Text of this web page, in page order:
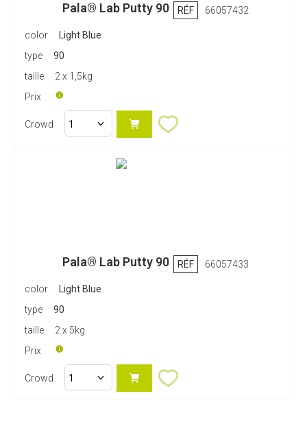
Pala® Lab Putty 90 RÉF 66057432
color
Light Blue
type
90
taille
2 x 1,5kg
Prix
Crowd
Pala® Lab Putty 90 RÉF 66057433
color
Light Blue
type
90
taille
2 x 5kg
Prix
Crowd